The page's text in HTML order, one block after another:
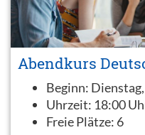
Abendkurs
Beginn:
Uhrzeit: 18:00
Freie Plätze: 6